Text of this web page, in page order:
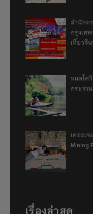
สำนักง
กรุงเท
เที่ยวจี
หมดโค
กระจา
เดอะเ
Mining
เรื่องล่าสุด